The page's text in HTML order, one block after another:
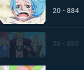
20 - 884
20 - 885